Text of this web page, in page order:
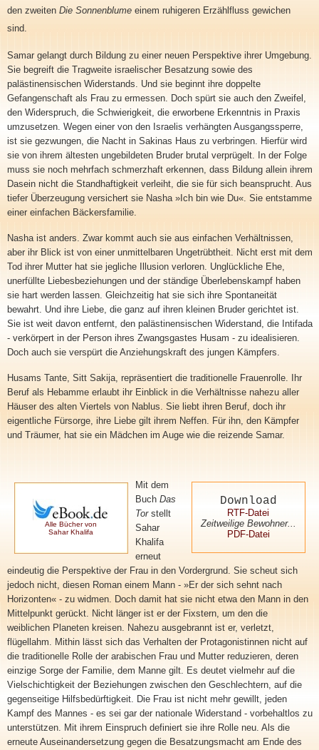
den zweiten Die Sonnenblumeeinem ruhigeren Erzählfluss gewichen
sind.
Samar gelangt durch Bildung zu einer neuen Perspektive ihrer Umgebung.
Sie begreift die Tragweite israelischer Besatzung sowie des
palästinensischen Widerstands. Und sie beginnt ihre doppelte
Gefangenschaft als Frau zu ermessen. Doch spürt sie auch den Zweifel,
den Widerspruch, die Schwierigkeit, die erworbene Erkenntnis in Praxis
umzusetzen. Wegen einer von den Israelis verhängten Ausgangssperre,
ist sie gezwungen, die Nacht in Sakinas Haus zu verbringen. Hierfür wird
sie von ihrem ältesten ungebildeten Bruder brutal verprügelt. In der Folge
muss sie noch mehrfach schmerzhaft erkennen, dass Bildung allein ihrem
Dasein nicht die Standhaftigkeit verleiht, die sie für sich beansprucht. Aus
tiefer Überzeugung versichert sie Nasha »Ich bin wie Du«. Sie entstamme
einer einfachen Bäckersfamilie.
Nasha ist anders. Zwar kommt auch sie aus einfachen Verhältnissen,
aber ihr Blick ist von einer unmittelbaren Ungetrübtheit. Nicht erst mit dem
Tod ihrer Mutter hat sie jegliche Illusion verloren. Unglückliche Ehe,
unerfüllte Liebesbeziehungen und der ständige Überlebenskampf haben
sie hart werden lassen. Gleichzeitig hat sie sich ihre Spontaneität
bewahrt. Und ihre Liebe, die ganz auf ihren kleinen Bruder gerichtet ist.
Sie ist weit davon entfernt, den palästinensischen Widerstand, die Intifada
- verkörpert in der Person ihres Zwangsgastes Husam - zu idealisieren.
Doch auch sie verspürt die Anziehungskraft des jungen Kämpfers.
Husams Tante, Sitt Sakija, repräsentiert die traditionelle Frauenrolle. Ihr
Beruf als Hebamme erlaubt ihr Einblick in die Verhältnisse nahezu aller
Häuser des alten Viertels von Nablus. Sie liebt ihren Beruf, doch ihr
eigentliche Fürsorge, ihre Liebe gilt ihrem Neffen. Für ihn, den Kämpfer
und Träumer, hat sie ein Mädchen im Auge wie die reizende Samar.
Download
RTF-Datei
Zeitweilige Bewohner...
PDF-Datei
Alle Bücher von
Sahar Khalifa
Mit dem
Buch Das
Torstellt
Sahar
Khalifa
erneut
eindeutig die Perspektive der Frau in den Vordergrund. Sie scheut sich
jedoch nicht, diesen Roman einem Mann - »Er der sich sehnt nach
Horizonten« - zu widmen. Doch damit hat sie nicht etwa den Mann in den
Mittelpunkt gerückt. Nicht länger ist er der Fixstern, um den die
weiblichen Planeten kreisen. Nahezu ausgebrannt ist er, verletzt,
flügellahm. Mithin lässt sich das Verhalten der Protagonistinnen nicht auf
die traditionelle Rolle der arabischen Frau und Mutter reduzieren, deren
einzige Sorge der Familie, dem Manne gilt. Es deutet vielmehr auf die
Vielschichtigkeit der Beziehungen zwischen den Geschlechtern, auf die
gegenseitige Hilfsbedürftigkeit. Die Frau ist nicht mehr gewillt, jeden
Kampf des Mannes - es sei gar der nationale Widerstand - vorbehaltlos zu
unterstützen. Mit ihrem Einspruch definiert sie ihre Rolle neu. Als die
erneute Auseinandersetzung gegen die Besatzungsmacht am Ende des